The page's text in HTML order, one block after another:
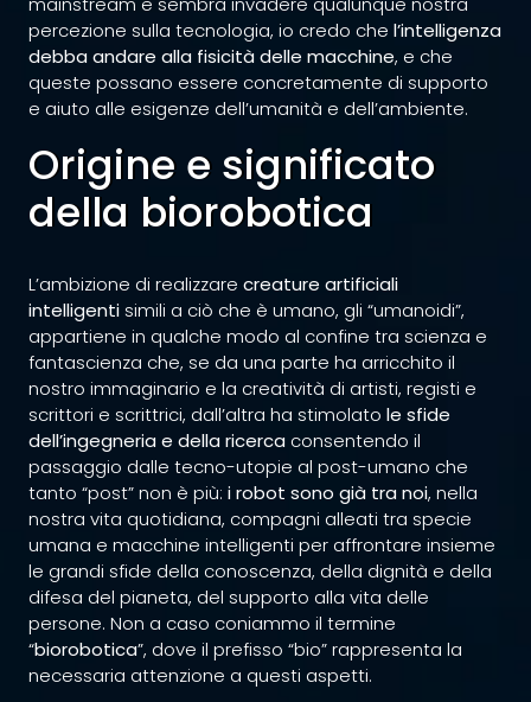
percezione sulla tecnologia, io credo che l’intelligenza
debba andare alla fisicità delle macchine, e che
queste possano essere concretamente di supporto
e aiuto alle esigenze dell’umanità e dell’ambiente.
Origine e significato
della biorobotica
L’ambizione di realizzare creature artificiali
intelligenti simili a ciò che è umano, gli “umanoidi”,
appartiene in qualche modo al confine tra scienza e
fantascienza che, se da una parte ha arricchito il
nostro immaginario e la creatività di artisti, registi e
scrittori e scrittrici, dall’altra ha stimolato le sfide
dell’ingegneria e della ricerca consentendo il
passaggio dalle tecno-utopie al post-umano che
tanto “post” non è più: i robot sono già tra noi, nella
nostra vita quotidiana, compagni alleati tra specie
umana e macchine intelligenti per affrontare insieme
le grandi sfide della conoscenza, della dignità e della
difesa del pianeta, del supporto alla vita delle
persone. Non a caso coniammo il termine
“biorobotica”, dove il prefisso “bio” rappresenta la
necessaria attenzione a questi aspetti.